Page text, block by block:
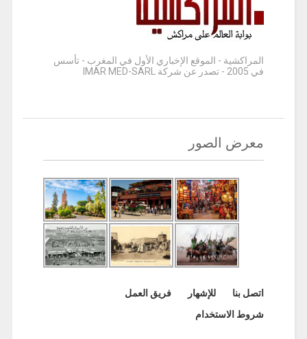
المراكشية - الموقع الإخباري الأول في المغرب - تأسس
في 2005 - تصدر عن شركة IMAR MED-SARL
معرض الصور
اتصل بنا للإشهار
فريق العمل
شروط الاستخدام